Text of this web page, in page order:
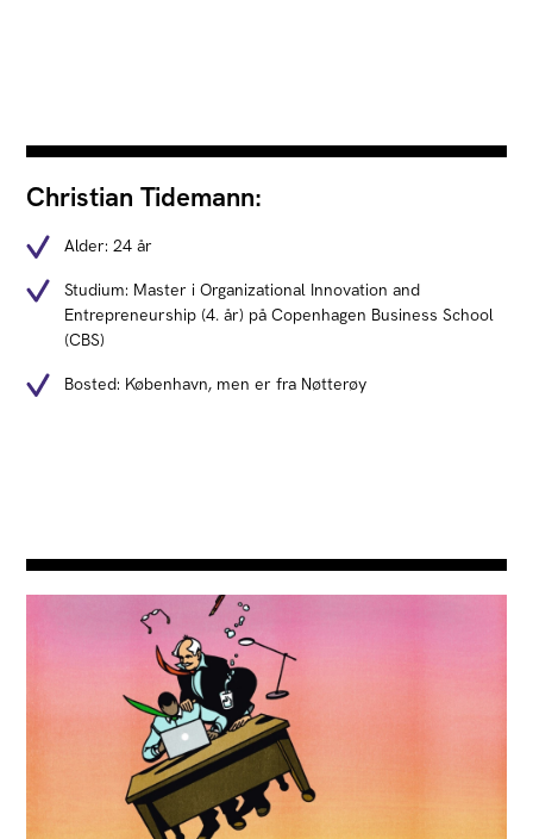
Christian Tidemann:
Alder: 24 år
Studium: Master i Organizational Innovation and
Entrepreneurship (4. år) på Copenhagen Business School
(CBS)
Bosted: København, men er fra Nøtterøy